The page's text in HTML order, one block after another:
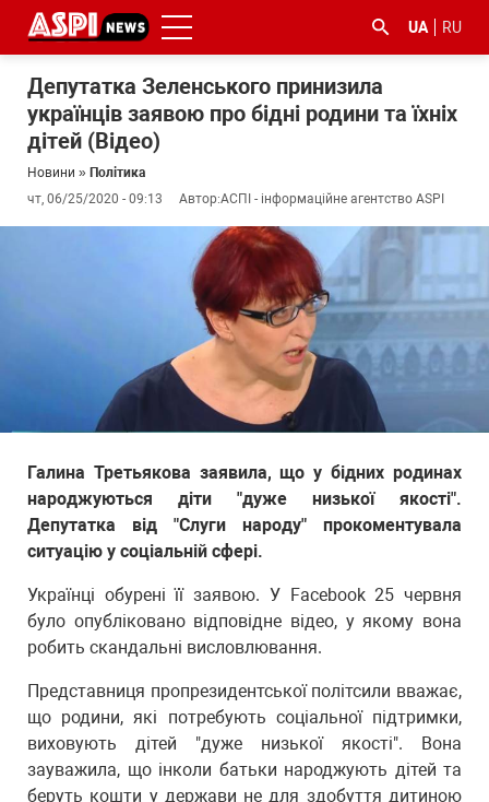
UA RU
Депутатка Зеленського принизила
українців заявою про бідні родини та їхніх
дітей (Відео)
Новини » Політика
чт, 06/25/2020 - 09:13
Автор:АСПІ - інформаційне агентство ASPI
Галина Третьякова заявила, що у бідних родинах
народжуються діти "дуже низької якості".
Депутатка від "Слуги народу" прокоментувала
ситуацію у соціальній сфері.
Українці обурені її заявою. У Facebook 25 червня
було опубліковано відповідне відео, у якому вона
робить скандальні висловлювання.
Представниця пропрезидентської політсили вважає,
що родини, які потребують соціальної підтримки,
виховують дітей "дуже низької якості". Вона
зауважила, що інколи батьки народжують дітей та
беруть кошти у держави не для здобуття дитиною
#ДФС #Київ #коронавірус